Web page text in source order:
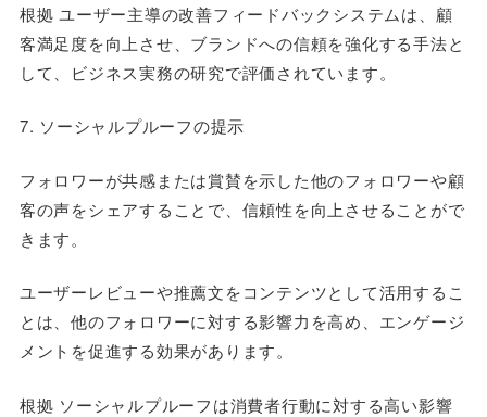
根拠 ユーザー主導の改善フィードバックシステムは、顧
客満足度を向上させ、ブランドへの信頼を強化する手法と
して、ビジネス実務の研究で評価されています。
7. ソーシャルプルーフの提示
フォロワーが共感または賞賛を示した他のフォロワーや顧
客の声をシェアすることで、信頼性を向上させることがで
きます。
ユーザーレビューや推薦文をコンテンツとして活用するこ
とは、他のフォロワーに対する影響力を高め、エンゲージ
メントを促進する効果があります。
根拠 ソーシャルプルーフは消費者行動に対する高い影響